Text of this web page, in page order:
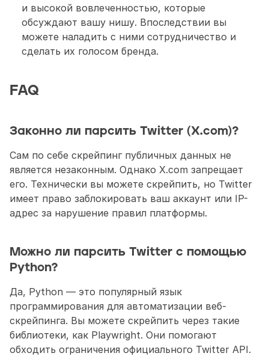
и высокой вовлеченностью, которые
обсуждают вашу нишу. Впоследствии вы
можете наладить с ними сотрудничество и
сделать их голосом бренда.
FAQ
Законно ли парсить Twitter (X.com)?
Сам по себе скрейпинг публичных данных не
является незаконным. Однако X.com запрещает
его. Технически вы можете скрейпить, но Twitter
имеет право заблокировать ваш аккаунт или IP-
адрес за нарушение правил платформы.
Можно ли парсить Twitter с помощью
Python?
Да, Python — это популярный язык
программирования для автоматизации веб-
скрейпинга. Вы можете скрейпить через такие
библиотеки, как Playwright. Они помогают
обходить ограничения официального Twitter API.